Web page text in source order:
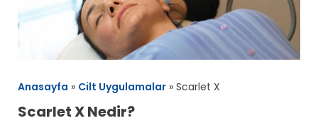
Anasayfa » Cilt Uygulamalar » Scarlet X
Scarlet X Nedir?